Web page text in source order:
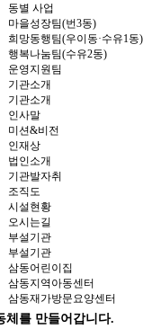
동별 사업
마을성장팀(번3동)
희망동행팀(우이동·수유1동)
행복나눔팀(수유2동)
운영지원팀
기관소개
기관소개
인사말
미션&비전
인재상
법인소개
기관발자취
조직도
시설현황
오시는길
부설기관
부설기관
삼동어린이집
삼동지역아동센터
삼동재가방문요양센터
체를 만들어갑니다.